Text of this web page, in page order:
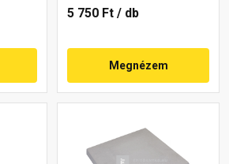
5 750 Ft / db
Megnézem